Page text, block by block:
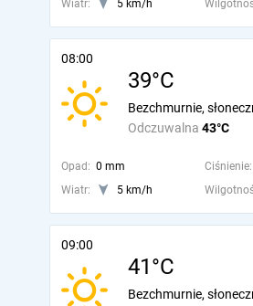
Wiatr: 5 km/h
08:00
39°C
Odczuwalna 43°C
Bezchmurnie,
Opad: 0 mm Ciśnienie:
Wiatr:
5 km/h
09:00
41°C
Bezchmurnie,